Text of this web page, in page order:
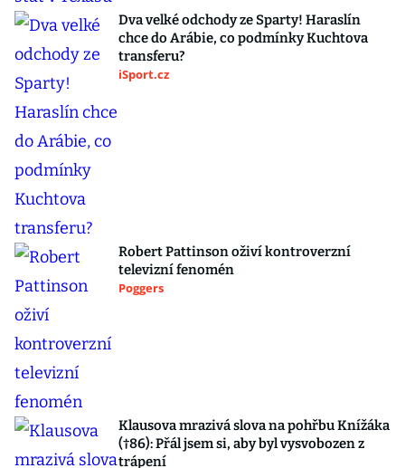
Dva velké odchody ze Sparty! Haraslín
chce do Arábie, co podmínky Kuchtova
transferu?
iSport.cz
Robert Pattinson oživí kontroverzní
televizní fenomén
Poggers
Klausova mrazivá slova na pohřbu Knížáka
(†86): Přál jsem si, aby byl vysvobozen z
trápení